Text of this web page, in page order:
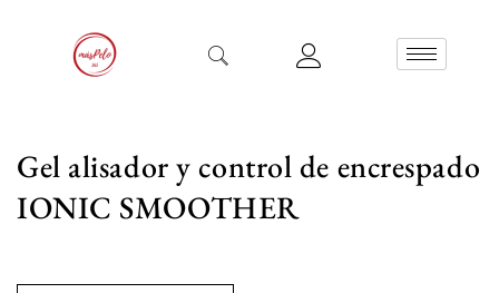
Gel alisador y control de encrespado
IONIC SMOOTHER